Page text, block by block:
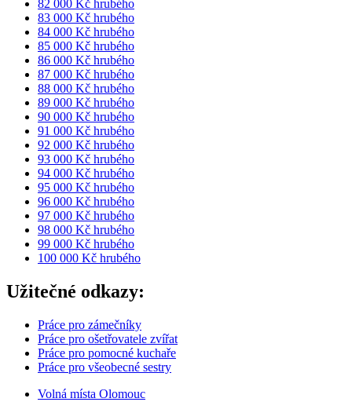
82 000 Kč hrubého
83 000 Kč hrubého
84 000 Kč hrubého
85 000 Kč hrubého
86 000 Kč hrubého
87 000 Kč hrubého
88 000 Kč hrubého
89 000 Kč hrubého
90 000 Kč hrubého
91 000 Kč hrubého
92 000 Kč hrubého
93 000 Kč hrubého
94 000 Kč hrubého
95 000 Kč hrubého
96 000 Kč hrubého
97 000 Kč hrubého
98 000 Kč hrubého
99 000 Kč hrubého
100 000 Kč hrubého
Užitečné odkazy:
Práce pro zámečníky
Práce pro ošetřovatele zvířat
Práce pro pomocné kuchaře
Práce pro všeobecné sestry
Volná místa Olomouc